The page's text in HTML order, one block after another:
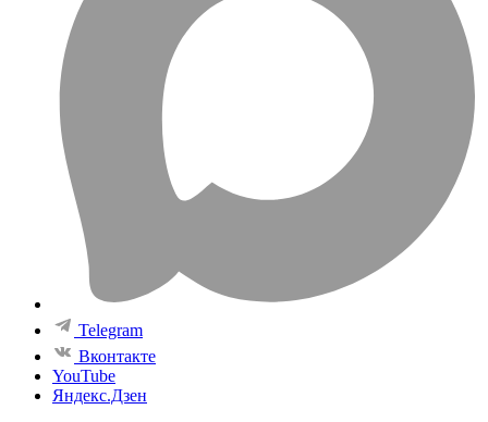
Telegram
Вконтакте
YouTube
Яндекс.Дзен